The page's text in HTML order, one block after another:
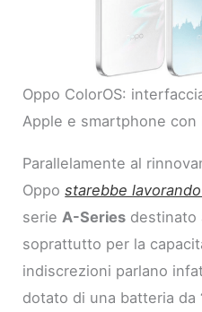
Oppo ColorOS:
Apple e smartphone
Parallelamente al
Oppostarebbe lavorando
serie A-Series destinato
soprattutto per la
indiscrezioni parlano
dotato di una batteria da